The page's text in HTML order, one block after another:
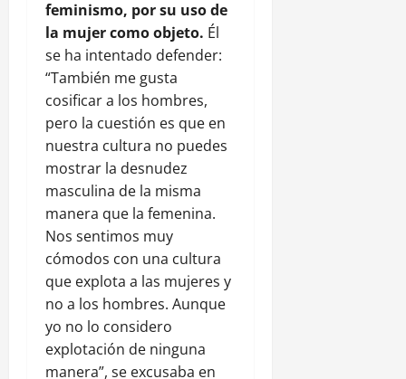
feminismo, por su uso de
la mujer como objeto. Él
se ha intentado defender:
“También me gusta
cosificar a los hombres,
pero la cuestión es que en
nuestra cultura no puedes
mostrar la desnudez
masculina de la misma
manera que la femenina.
Nos sentimos muy
cómodos con una cultura
que explota a las mujeres y
no a los hombres. Aunque
yo no lo considero
explotación de ninguna
manera”, se excusaba en